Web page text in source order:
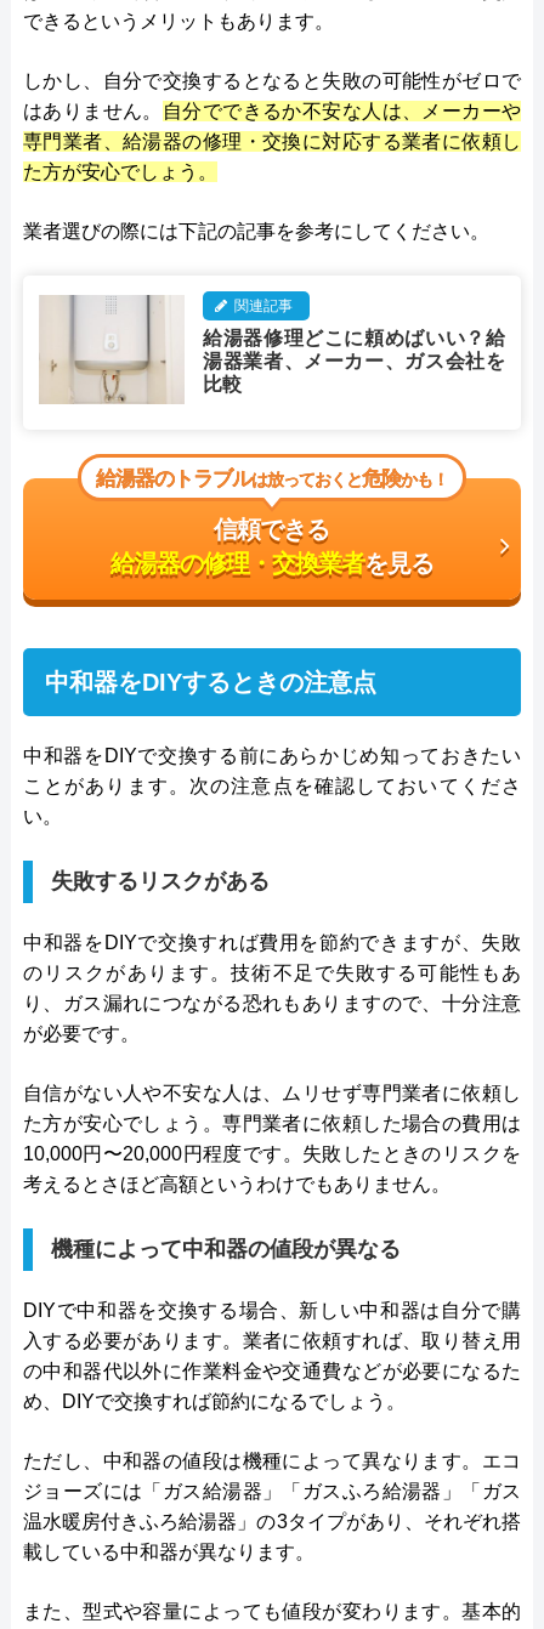
できるというメリットもあります。
しかし、自分で交換するとなると失敗の可能性がゼロで
はありません。
自分でできるか不安な人は、メーカーや
専門業者、給湯器の修理・交換に対応する業者に依頼し
た方が安心でしょう。
業者選びの際には下記の記事を参考にしてください。
関連記事
給湯器修理どこに頼めばいい？給
湯器業者、メーカー、ガス会社を
比較
給湯器のトラブルは放っておくと危険かも！
信頼できる
給湯器の修理・交換業者を見る
中和器をDIYするときの注意点
中和器をDIYで交換する前にあらかじめ知っておきたい
ことがあります。次の注意点を確認しておいてくださ
い。
失敗するリスクがある
中和器をDIYで交換すれば費用を節約できますが、失敗
のリスクがあります。技術不足で失敗する可能性もあ
り、ガス漏れにつながる恐れもありますので、十分注意
が必要です。
自信がない人や不安な人は、ムリせず専門業者に依頼し
た方が安心でしょう。専門業者に依頼した場合の費用は
10,000円〜20,000円程度です。失敗したときのリスクを
考えるとさほど高額というわけでもありません。
機種によって中和器の値段が異なる
DIYで中和器を交換する場合、新しい中和器は自分で購
入する必要があります。業者に依頼すれば、取り替え用
の中和器代以外に作業料金や交通費などが必要になるた
め、DIYで交換すれば節約になるでしょう。
ただし、中和器の値段は機種によって異なります。エコ
ジョーズには「ガス給湯器」「ガスふろ給湯器」「ガス
温水暖房付きふろ給湯器」の3タイプがあり、それぞれ搭
載している中和器が異なります。
また、型式や容量によっても値段が変わります。基本的